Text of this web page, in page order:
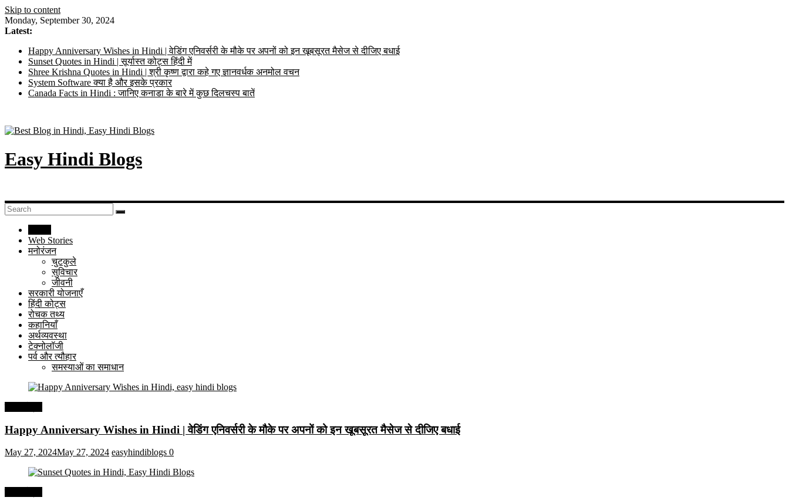
Skip to content
Monday, September 30, 2024
Latest:
Happy Anniversary Wishes in Hindi | वेडिंग एनिवर्सरी के मौके पर अपनों को इन खूबसूरत मैसेज से दीजिए बधाई
Sunset Quotes in Hindi | सूर्यास्त कोट्स हिंदी में
Shree Krishna Quotes in Hindi | श्री कृष्ण द्वारा कहे गए ज्ञानवर्धक अनमोल वचन
System Software क्या है और इसके प्रकार
Canada Facts in Hindi : जानिए कनाडा के बारे में कुछ दिलचस्प बातें
Easy Hindi Blogs
Web Stories
मनोरंजन
चुटकुले
सुविचार
जीवनी
सरकारी योजनाएँ
हिंदी कोट्स
रोचक तथ्य
कहानियाँ
अर्थव्यवस्था
टेक्नोलॉजी
पर्व और त्यौहार
समस्याओं का समाधान
Happy Anniversary Wishes in Hindi | वेडिंग एनिवर्सरी के मौके पर अपनों को इन खूबसूरत मैसेज से दीजिए बधाई
May 27, 2024May 27, 2024 easyhindiblogs 0